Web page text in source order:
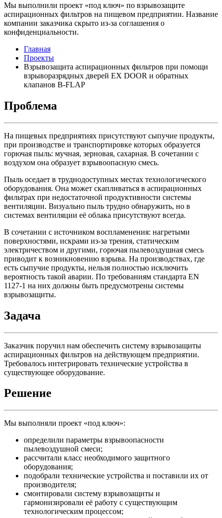
Мы выполнили проект «под ключ» по взрывозащите
аспирационных фильтров на пищевом предприятии. Название
компании заказчика скрыто из-за соглашения о
конфиденциальности.
Главная
Проекты
Взрывозащита аспирационных фильтров при помощи
взрыворазрядных дверей EX DOOR и обратных
клапанов B-FLAP
Проблема
На пищевых предприятиях присутствуют сыпучие продукты,
при производстве и транспортировке которых образуется
горючая пыль: мучная, зерновая, сахарная. В сочетании с
воздухом она образует взрывоопасную смесь.
Пыль оседает в труднодоступных местах технологического
оборудования. Она может скапливаться в аспирационных
фильтрах при недостаточной продуктивности системы
вентиляции. Визуально пыль трудно обнаружить, но в
системах вентиляции её облака присутствуют всегда.
В сочетании с источником воспламенения: нагретыми
поверхностями, искрами из-за трения, статическим
электричеством и другими, горючая пылевоздушная смесь
приводит к возникновению взрыва. На производствах, где
есть сыпучие продукты, нельзя полностью исключить
вероятность такой аварии. По требованиям стандарта EN
1127-1 на них должны быть предусмотрены системы
взрывозащиты.
Задача
Заказчик поручил нам обеспечить систему взрывозащиты
аспирационных фильтров на действующем предприятии.
Требовалось интегрировать технические устройства в
существующее оборудование.
Решение
Мы выполняли проект «под ключ»:
определили параметры взрывоопасности
пылевоздушной смеси;
рассчитали класс необходимого защитного
оборудования;
подобрали технические устройства и поставили их от
производителя;
смонтировали систему взрывозащиты и
гармонизировали её работу с существующим
технологическим процессом;